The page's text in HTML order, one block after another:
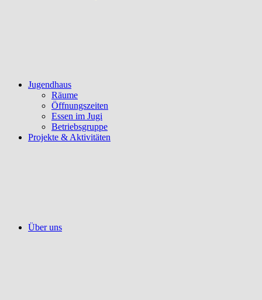
Jugendhaus
Räume
Öffnungszeiten
Essen im Jugi
Betriebsgruppe
Projekte & Aktivitäten
Über uns